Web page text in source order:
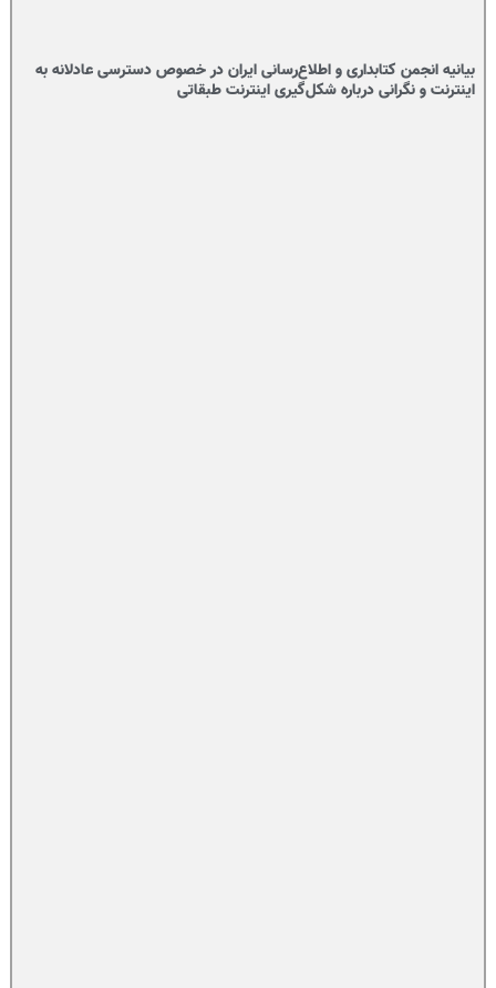
بیانیه انجمن کتابداری و اطلاع‌رسانی ایران در خصوص دسترسی عادلانه به
اینترنت و نگرانی درباره شکل‌گیری اینترنت طبقاتی